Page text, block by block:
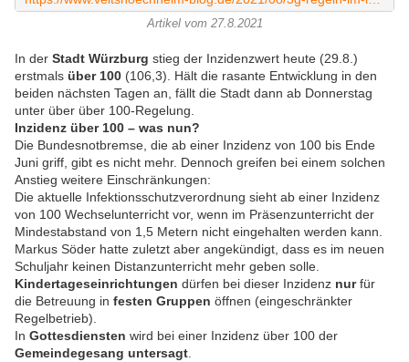
Artikel vom 27.8.2021
In der Stadt Würzburg stieg der Inzidenzwert heute (29.8.)
erstmals über 100 (106,3). Hält die rasante Entwicklung in den
beiden nächsten Tagen an, fällt die Stadt dann ab Donnerstag
unter über über 100-Regelung.
Inzidenz über 100 – was nun?
Die Bundesnotbremse, die ab einer Inzidenz von 100 bis Ende
Juni griff, gibt es nicht mehr. Dennoch greifen bei einem solchen
Anstieg weitere Einschränkungen:
Die aktuelle Infektionsschutzverordnung sieht ab einer Inzidenz
von 100 Wechselunterricht vor, wenn im Präsenzunterricht der
Mindestabstand von 1,5 Metern nicht eingehalten werden kann.
Markus Söder hatte zuletzt aber angekündigt, dass es im neuen
Schuljahr keinen Distanzunterricht mehr geben solle.
Kindertageseinrichtungen dürfen bei dieser Inzidenz nurfür
die Betreuung in festen Gruppen öffnen (eingeschränkter
Regelbetrieb).
In Gottesdiensten wird bei einer Inzidenz über 100 der
Gemeindegesang untersagt